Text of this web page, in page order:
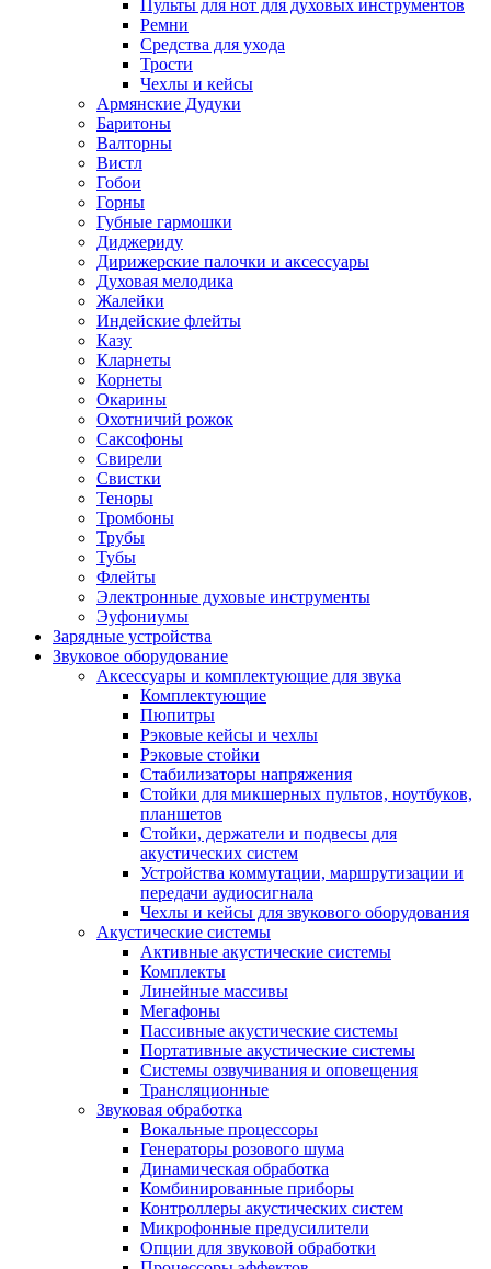
Пульты для нот для духовых инструментов
Ремни
Средства для ухода
Трости
Чехлы и кейсы
Армянские Дудуки
Баритоны
Валторны
Вистл
Гобои
Горны
Губные гармошки
Диджериду
Дирижерские палочки и аксессуары
Духовая мелодика
Жалейки
Индейские флейты
Казу
Кларнеты
Корнеты
Окарины
Охотничий рожок
Саксофоны
Свирели
Свистки
Теноры
Тромбоны
Трубы
Тубы
Флейты
Электронные духовые инструменты
Эуфониумы
Зарядные устройства
Звуковое оборудование
Аксессуары и комплектующие для звука
Комплектующие
Пюпитры
Рэковые кейсы и чехлы
Рэковые стойки
Стабилизаторы напряжения
Стойки для микшерных пультов, ноутбуков,
планшетов
Стойки, держатели и подвесы для
акустических систем
Устройства коммутации, маршрутизации и
передачи аудиосигнала
Чехлы и кейсы для звукового оборудования
Акустические системы
Активные акустические системы
Комплекты
Линейные массивы
Мегафоны
Пассивные акустические системы
Портативные акустические системы
Системы озвучивания и оповещения
Трансляционные
Звуковая обработка
Вокальные процессоры
Генераторы розового шума
Динамическая обработка
Комбинированные приборы
Контроллеры акустических систем
Микрофонные предусилители
Опции для звуковой обработки